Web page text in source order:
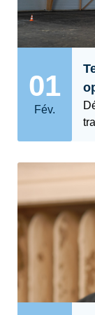
01
Fév.